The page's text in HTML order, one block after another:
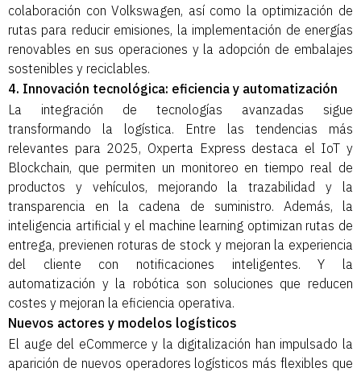
colaboración con Volkswagen, así como la optimización de
rutas para reducir emisiones, la implementación de energías
renovables en sus operaciones y la adopción de embalajes
sostenibles y reciclables.
4. Innovación tecnológica: eficiencia y automatización
La integración de tecnologías avanzadas sigue
transformando la logística. Entre las tendencias más
relevantes para 2025, Oxperta Express destaca el IoT y
Blockchain, que permiten un monitoreo en tiempo real de
productos y vehículos, mejorando la trazabilidad y la
transparencia en la cadena de suministro. Además, la
inteligencia artificial y el machine learning optimizan rutas de
entrega, previenen roturas de stock y mejoran la experiencia
del cliente con notificaciones inteligentes. Y la
automatización y la robótica son soluciones que reducen
costes y mejoran la eficiencia operativa.
Nuevos actores y modelos logísticos
El auge del eCommerce y la digitalización han impulsado la
aparición de nuevos operadores logísticos más flexibles que